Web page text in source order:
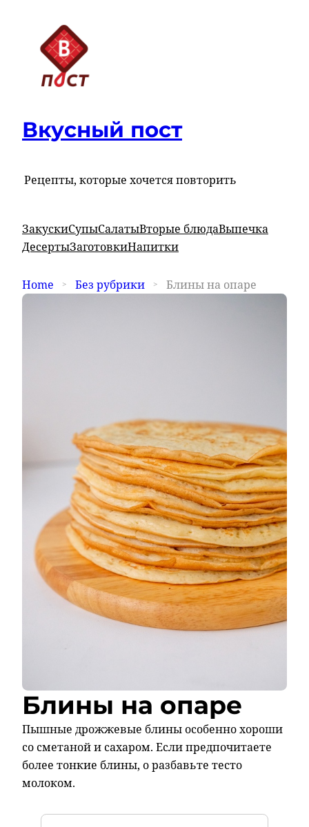
Вкусный пост
Рецепты, которые хочется повторить
ЗакускиСупыСалатыВторые блюдаВыпечка
ДесертыЗаготовкиНапитки
Home Без рубрики Блины на опаре
Блины на опаре
Пышные дрожжевые блины особенно хороши
со сметаной и сахаром. Если предпочитаете
более тонкие блины, о разбавьте тесто
молоком.